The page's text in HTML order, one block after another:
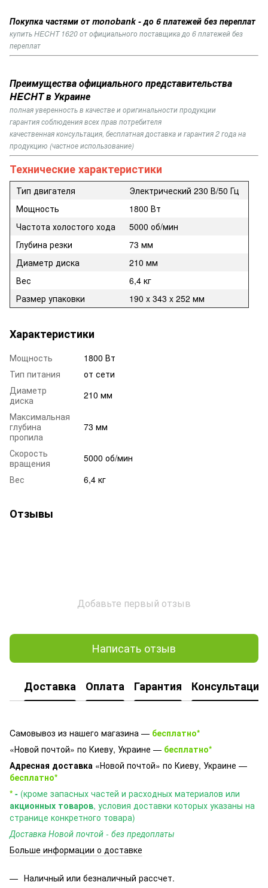
Покупка частями от monobank - до 6 платежей без переплат
купить HECHT 1620 от официального поставщика до 6 платежей без
переплат
Преимущества официального представительства
HECHT в Украине
полная уверенность в качестве и оригинальности продукции
гарантия соблюдения всех прав потребителя
качественная консультация, бесплатная доставка и гарантия 2 года на
продукцию (частное использование)
Технические характеристики
Тип двигателя Электрический 230 В/50 Гц
Мощность
1800 Вт
Частота холостого хода
5000 об/мин
Глубина резки
73 мм
Диаметр диска
210 мм
Вес
6,4 кг
Размер упаковки
190 x 343 x 252 мм
Характеристики
Мощность
1800 Вт
Тип питания
от сети
Диаметр
диска
210 мм
Максимальная
глубина
пропила
73 мм
Скорость
вращения
5000 об/мин
Вес
6,4 кг
Отзывы
Добавьте первый отзыв
Написать отзыв
Доставка Оплата Гарантия Консультация
Cамовывоз из нашего магазина — бесплатно*
«Новой почтой» по Киеву, Украине — бесплатно*
Адресная доставка «Новой почтой» по Киеву, Украине —
бесплатно*
* - (кроме запасных частей и расходных материалов или
акционных товаров, условия доставки которых указаны на
странице конкретного товара)
Доставка Новой почтой - без предоплаты
Больше информации о доставке
Наличный или безналичный рассчет.